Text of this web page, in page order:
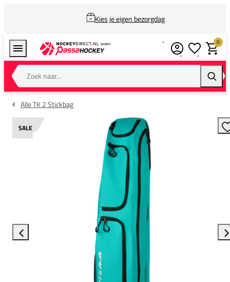
Kies je eigen bezorgdag
Zoek naar...
0
Alle TK 2 Stickbag
SALE